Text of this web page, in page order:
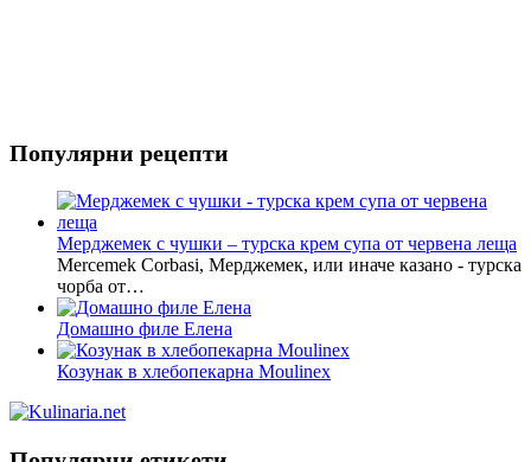
Популярни рецепти
Мерджемек с чушки – турска крем супа от червена леща
Mercemek Corbasi, Мерджемек, или иначе казано - турска
чорба от…
Домашно филе Елена
Козунак в хлебопекарна Moulinex